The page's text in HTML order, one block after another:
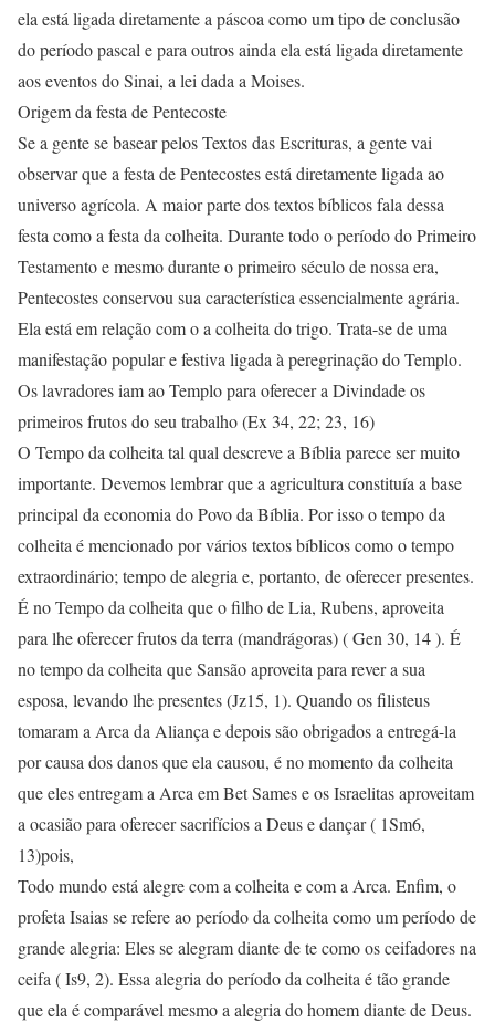
ela está ligada diretamente a páscoa como um tipo de conclusão
do período pascal e para outros ainda ela está ligada diretamente
aos eventos do Sinai, a lei dada a Moises.
Origem da festa de Pentecoste
Se a gente se basear pelos Textos das Escrituras, a gente vai
observar que a festa de Pentecostes está diretamente ligada ao
universo agrícola. A maior parte dos textos bíblicos fala dessa
festa como a festa da colheita. Durante todo o período do Primeiro
Testamento e mesmo durante o primeiro século de nossa era,
Pentecostes conservou sua característica essencialmente agrária.
Ela está em relação com o a colheita do trigo. Trata-se de uma
manifestação popular e festiva ligada à peregrinação do Templo.
Os lavradores iam ao Templo para oferecer a Divindade os
primeiros frutos do seu trabalho (Ex 34, 22; 23, 16)
O Tempo da colheita tal qual descreve a Bíblia parece ser muito
importante. Devemos lembrar que a agricultura constituía a base
principal da economia do Povo da Bíblia. Por isso o tempo da
colheita é mencionado por vários textos bíblicos como o tempo
extraordinário; tempo de alegria e, portanto, de oferecer presentes.
É no Tempo da colheita que o filho de Lia, Rubens, aproveita
para lhe oferecer frutos da terra (mandrágoras) ( Gen 30, 14 ). É
no tempo da colheita que Sansão aproveita para rever a sua
esposa, levando lhe presentes (Jz15, 1). Quando os filisteus
tomaram a Arca da Aliança e depois são obrigados a entregá-la
por causa dos danos que ela causou, é no momento da colheita
que eles entregam a Arca em Bet Sames e os Israelitas aproveitam
a ocasião para oferecer sacrifícios a Deus e dançar ( 1Sm6,
13)pois,
Todo mundo está alegre com a colheita e com a Arca. Enfim, o
profeta Isaias se refere ao período da colheita como um período de
grande alegria: Eles se alegram diante de te como os ceifadores na
ceifa ( Is9, 2). Essa alegria do período da colheita é tão grande
que ela é comparável mesmo a alegria do homem diante de Deus.